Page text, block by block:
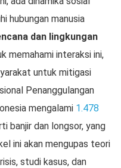
hubungan manusia
dan lingkungan
memahami interaksi ini,
untuk mitigasi
Penanggulangan
mengalami 1.478
banjir dan longsor, yang
ini akan mengupas teori
studi kasus, dan